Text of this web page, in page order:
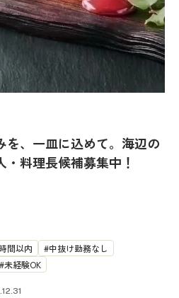
を、一皿に込めて。海辺の
・料理長候補募集中！
間以内
中抜け勤務なし
未経験OK